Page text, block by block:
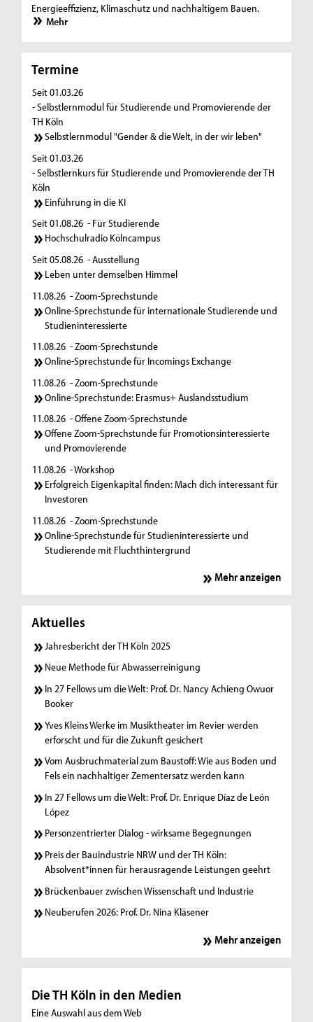
Energieeffizienz, Klimaschutz und nachhaltigem Bauen.
Mehr
Termine
Seit 01.03.26
- Selbstlernmodul für Studierende und Promovierende der
TH Köln
Selbstlernmodul "Gender & die Welt, in der wir leben"
Seit 01.03.26
- Selbstlernkurs für Studierende und Promovierende der TH
Köln
Einführung in die KI
Seit 01.08.26 - Für Studierende
Hochschulradio Kölncampus
Seit 05.08.26 - Ausstellung
Leben unter demselben Himmel
11.08.26 - Zoom-Sprechstunde
Online-Sprechstunde für internationale Studierende und
Studieninteressierte
11.08.26 - Zoom-Sprechstunde
Online-Sprechstunde für Incomings Exchange
11.08.26 - Zoom-Sprechstunde
Online-Sprechstunde: Erasmus+ Auslandsstudium
11.08.26 - Offene Zoom-Sprechstunde
Offene Zoom-Sprechstunde für Promotionsinteressierte
und Promovierende
11.08.26 - Workshop
Erfolgreich Eigenkapital finden: Mach dich interessant für
Investoren
11.08.26 - Zoom-Sprechstunde
Online-Sprechstunde für Studieninteressierte und
Studierende mit Fluchthintergrund
Mehr anzeigen
Aktuelles
Jahresbericht der TH Köln 2025
Neue Methode für Abwasserreinigung
In 27 Fellows um die Welt: Prof. Dr. Nancy Achieng Owuor
Booker
Yves Kleins Werke im Musiktheater im Revier werden
erforscht und für die Zukunft gesichert
Vom Ausbruchmaterial zum Baustoff: Wie aus Boden und
Fels ein nachhaltiger Zementersatz werden kann
In 27 Fellows um die Welt: Prof. Dr. Enrique Díaz de León
López
Personzentrierter Dialog - wirksame Begegnungen
Preis der Bauindustrie NRW und der TH Köln:
Absolvent*innen für herausragende Leistungen geehrt
Brückenbauer zwischen Wissenschaft und Industrie
Neuberufen 2026: Prof. Dr. Nina Kläsener
Mehr anzeigen
Die TH Köln in den Medien
Eine Auswahl aus dem Web